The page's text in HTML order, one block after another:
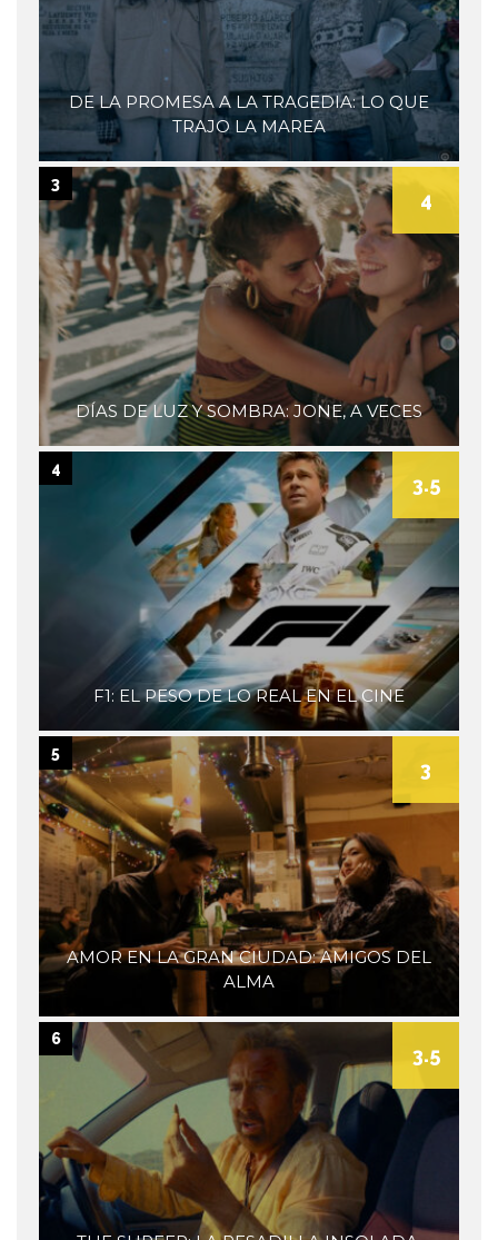
DE LA PROMESA A LA TRAGEDIA: LO QUE
TRAJO LA MAREA
DÍAS DE LUZ Y SOMBRA: JONE, A VECES
4
3
F1: EL PESO DE LO REAL EN EL CINE
3.5
4
AMOR EN LA GRAN CIUDAD: AMIGOS DEL
ALMA
3
5
3.5
6